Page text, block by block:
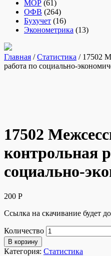
МОР (61)
ОФВ (264)
Бухучет (16)
Эконометрика (13)
Главная /Статистика / 17502
работа по социально-
17502
контрольная
социально-
200 Р
Ссылка на скачивание будет
Количество
В корзину
Категория: Статистика